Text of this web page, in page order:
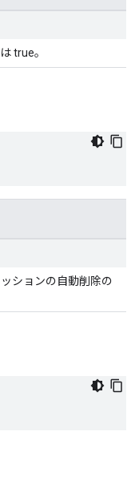
true。
ションの自動削除の